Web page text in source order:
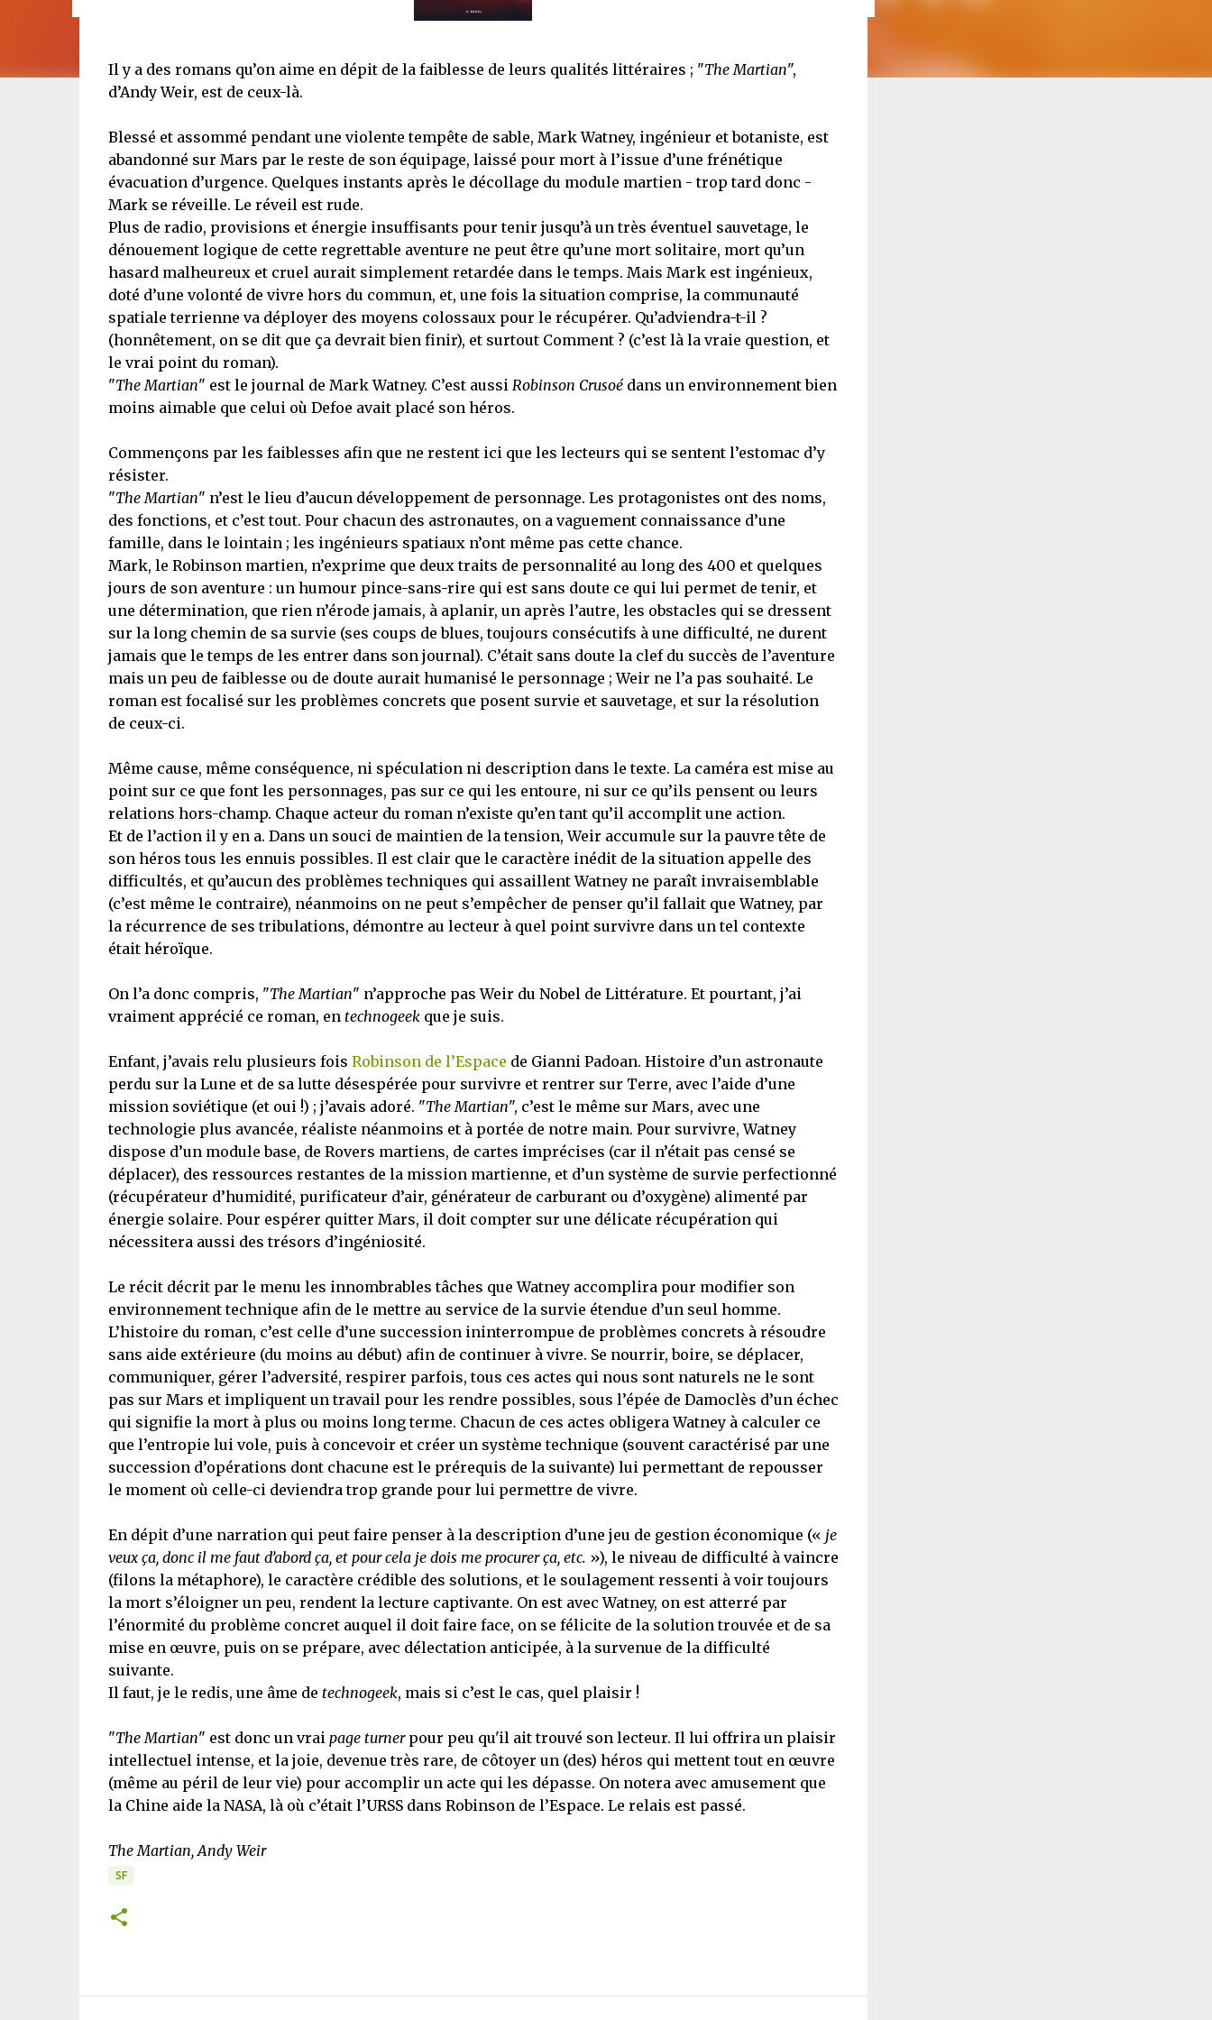
Il y a des romans qu’on aime en dépit de la faiblesse de leurs qualités littéraires ; "The Martian",
d’Andy Weir, est de ceux-là.
Blessé et assommé pendant une violente tempête de sable, Mark Watney, ingénieur et botaniste, est
abandonné sur Mars par le reste de son équipage, laissé pour mort à l’issue d’une frénétique
évacuation d’urgence. Quelques instants après le décollage du module martien - trop tard donc -
Mark se réveille. Le réveil est rude.
Plus de radio, provisions et énergie insuffisants pour tenir jusqu’à un très éventuel sauvetage, le
dénouement logique de cette regrettable aventure ne peut être qu’une mort solitaire, mort qu’un
hasard malheureux et cruel aurait simplement retardée dans le temps. Mais Mark est ingénieux,
doté d’une volonté de vivre hors du commun, et, une fois la situation comprise, la communauté
spatiale terrienne va déployer des moyens colossaux pour le récupérer. Qu’adviendra-t-il ?
(honnêtement, on se dit que ça devrait bien finir), et surtout Comment ? (c’est là la vraie question, et
le vrai point du roman).
"The Martian" est le journal de Mark Watney. C’est aussi Robinson Crusoédans un environnement bien
moins aimable que celui où Defoe avait placé son héros.
Commençons par les faiblesses afin que ne restent ici que les lecteurs qui se sentent l’estomac d’y
résister.
"The Martian" n’est le lieu d’aucun développement de personnage. Les protagonistes ont des noms,
des fonctions, et c’est tout. Pour chacun des astronautes, on a vaguement connaissance d’une
famille, dans le lointain ; les ingénieurs spatiaux n’ont même pas cette chance.
Mark, le Robinson martien, n’exprime que deux traits de personnalité au long des 400 et quelques
jours de son aventure : un humour pince-sans-rire qui est sans doute ce qui lui permet de tenir, et
une détermination, que rien n’érode jamais, à aplanir, un après l’autre, les obstacles qui se dressent
sur la long chemin de sa survie (ses coups de blues, toujours consécutifs à une difficulté, ne durent
jamais que le temps de les entrer dans son journal). C’était sans doute la clef du succès de l’aventure
mais un peu de faiblesse ou de doute aurait humanisé le personnage ; Weir ne l’a pas souhaité. Le
roman est focalisé sur les problèmes concrets que posent survie et sauvetage, et sur la résolution
de ceux-ci.
Même cause, même conséquence, ni spéculation ni description dans le texte. La caméra est mise au
point sur ce que font les personnages, pas sur ce qui les entoure, ni sur ce qu’ils pensent ou leurs
relations hors-champ. Chaque acteur du roman n’existe qu’en tant qu’il accomplit une action.
Et de l’action il y en a. Dans un souci de maintien de la tension, Weir accumule sur la pauvre tête de
son héros tous les ennuis possibles. Il est clair que le caractère inédit de la situation appelle des
difficultés, et qu’aucun des problèmes techniques qui assaillent Watney ne paraît invraisemblable
(c’est même le contraire), néanmoins on ne peut s’empêcher de penser qu’il fallait que Watney, par
la récurrence de ses tribulations, démontre au lecteur à quel point survivre dans un tel contexte
était héroïque.
On l’a donc compris, "The Martian" n’approche pas Weir du Nobel de Littérature. Et pourtant, j’ai
vraiment apprécié ce roman, en technogeekque je suis.
Enfant, j’avais relu plusieurs fois Robinson de l’Espace de Gianni Padoan. Histoire d’un astronaute
perdu sur la Lune et de sa lutte désespérée pour survivre et rentrer sur Terre, avec l’aide d’une
mission soviétique (et oui !) ; j’avais adoré. "The Martian", c’est le même sur Mars, avec une
technologie plus avancée, réaliste néanmoins et à portée de notre main. Pour survivre, Watney
dispose d’un module base, de Rovers martiens, de cartes imprécises (car il n’était pas censé se
déplacer), des ressources restantes de la mission martienne, et d’un système de survie perfectionné
(récupérateur d’humidité, purificateur d’air, générateur de carburant ou d’oxygène) alimenté par
énergie solaire. Pour espérer quitter Mars, il doit compter sur une délicate récupération qui
nécessitera aussi des trésors d’ingéniosité.
Le récit décrit par le menu les innombrables tâches que Watney accomplira pour modifier son
environnement technique afin de le mettre au service de la survie étendue d’un seul homme.
L’histoire du roman, c’est celle d’une succession ininterrompue de problèmes concrets à résoudre
sans aide extérieure (du moins au début) afin de continuer à vivre. Se nourrir, boire, se déplacer,
communiquer, gérer l’adversité, respirer parfois, tous ces actes qui nous sont naturels ne le sont
pas sur Mars et impliquent un travail pour les rendre possibles, sous l’épée de Damoclès d’un échec
qui signifie la mort à plus ou moins long terme. Chacun de ces actes obligera Watney à calculer ce
que l’entropie lui vole, puis à concevoir et créer un système technique (souvent caractérisé par une
succession d’opérations dont chacune est le prérequis de la suivante) lui permettant de repousser
le moment où celle-ci deviendra trop grande pour lui permettre de vivre.
En dépit d’une narration qui peut faire penser à la description d’une jeu de gestion économique (« je
veux ça, donc il me faut d’abord ça, et pour cela je dois me procurer ça, etc. »), le niveau de difficulté à vaincre
(filons la métaphore), le caractère crédible des solutions, et le soulagement ressenti à voir toujours
la mort s’éloigner un peu, rendent la lecture captivante. On est avec Watney, on est atterré par
l’énormité du problème concret auquel il doit faire face, on se félicite de la solution trouvée et de sa
mise en œuvre, puis on se prépare, avec délectation anticipée, à la survenue de la difficulté
suivante.
Il faut, je le redis, une âme de technogeek, mais si c’est le cas, quel plaisir !
"The Martian" est donc un vrai page turnerpour peu qu'il ait trouvé son lecteur. Il lui offrira un plaisir
intellectuel intense, et la joie, devenue très rare, de côtoyer un (des) héros qui mettent tout en œuvre
(même au péril de leur vie) pour accomplir un acte qui les dépasse. On notera avec amusement que
la Chine aide la NASA, là où c’était l’URSS dans Robinson de l’Espace. Le relais est passé.
The Martian, Andy Weir
SF